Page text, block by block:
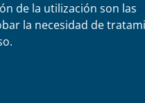
de la utilización son las
la necesidad de